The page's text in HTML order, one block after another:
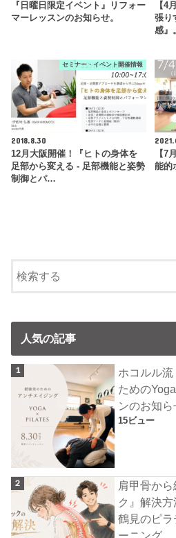
『日曜日限定イベント』リフォー
マーレッスンのお知らせ。
【4
張り
感』。
セミナー・イベント開催情報
2018.8.30
12月大阪開催！『ヒトの身体を
足部から変える - 足部機能と姿勢
制御とパ…
【7
能的
人気の記事
ホコルル
ための
ンのお知ら
15ビュー
肩甲骨か
ク』解決
鶴見のピ
ーニング